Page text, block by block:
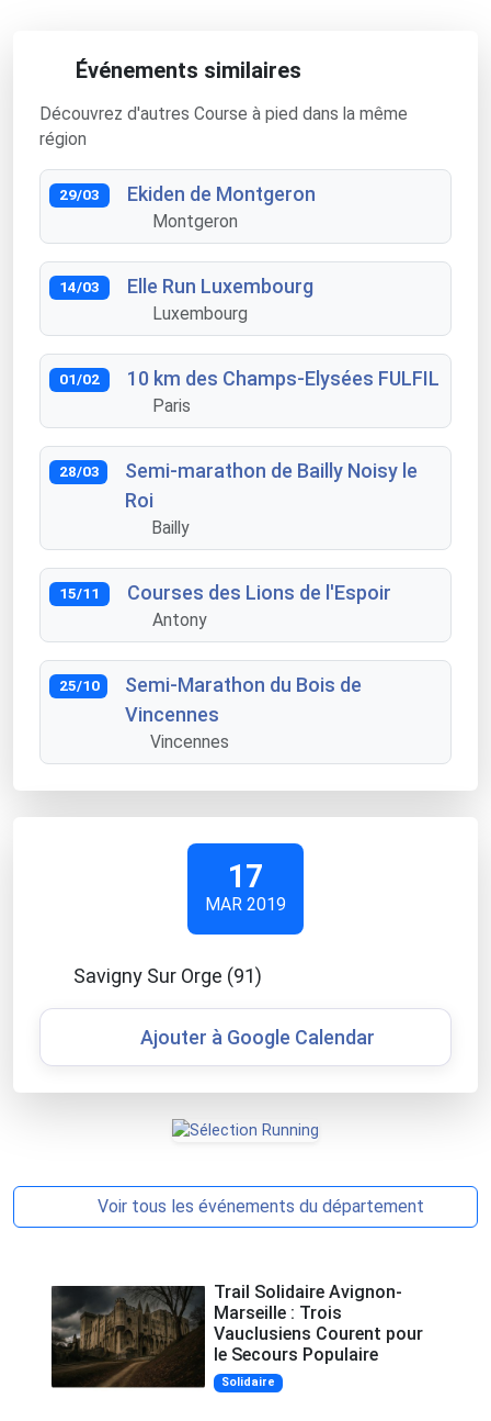
Événements similaires
Découvrez d'autres Course à pied dans la même
région
29/03 Ekiden de Montgeron
Montgeron
14/03 Elle Run Luxembourg
Luxembourg
01/02 10 km des Champs-Elysées FULFIL
Paris
28/03
Semi-marathon de Bailly Noisy le
Roi
Bailly
15/11 Courses des Lions de l'Espoir
Antony
25/10
Semi-Marathon du Bois de
Vincennes
Vincennes
17
MAR 2019
Savigny Sur Orge (91)
Ajouter à Google Calendar
Voir tous les événements du département
Trail Solidaire Avignon-
Marseille : Trois
Vauclusiens Courent pour
le Secours Populaire
Solidaire